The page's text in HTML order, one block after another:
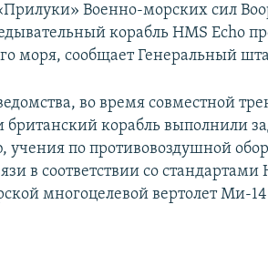
Военно-морских сил
корабль HMS Echo
моря, сообщает Генеральный
во время совместной
британский корабль выполнили
по противовоздушной
в соответствии со
многоцелевой вертолет Ми-